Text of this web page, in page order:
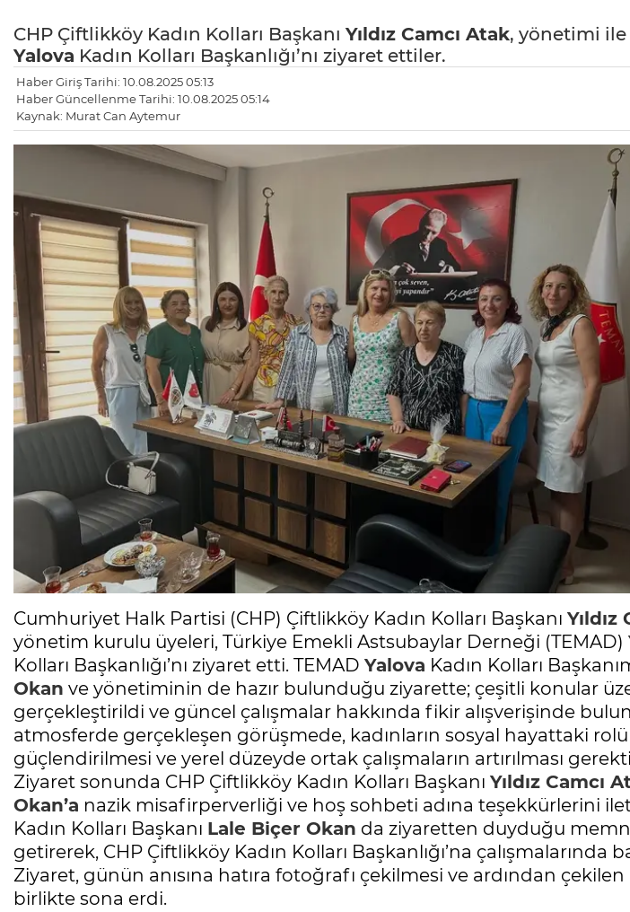
CHP Çiftlikköy Kadın Kolları Başkanı Yıldız Camcı Atak, yönetimi
Yalova Kadın Kolları Başkanlığı’nı ziyaret ettiler.
Haber Giriş Tarihi: 10.08.2025 05:13
Haber Güncellenme Tarihi: 10.08.2025 05:14
Kaynak: Murat Can Aytemur
Cumhuriyet Halk Partisi (CHP) Çiftlikköy Kadın Kolları Başkanı Yıldız
yönetim kurulu üyeleri, Türkiye Emekli Astsubaylar Derneği (TEMAD)
Kolları Başkanlığı’nı ziyaret etti. TEMAD Yalova Kadın Kolları
Okan ve yönetiminin de hazır bulunduğu ziyarette; çeşitli konular
gerçekleştirildi ve güncel çalışmalar hakkında fikir alışverişinde
atmosferde gerçekleşen görüşmede, kadınların sosyal hayattaki
güçlendirilmesi ve yerel düzeyde ortak çalışmaların artırılması
Ziyaret sonunda CHP Çiftlikköy Kadın Kolları Başkanı Yıldız Camcı
Okan’a nazik misafirperverliği ve hoş sohbeti adına teşekkürlerini
Kadın Kolları Başkanı Lale Biçer Okan da ziyaretten duyduğu
getirerek, CHP Çiftlikköy Kadın Kolları Başkanlığı’na çalışmalarında
Ziyaret, günün anısına hatıra fotoğrafı çekilmesi ve ardından
birlikte sona erdi.